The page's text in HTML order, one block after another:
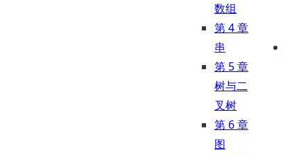
数组
第 4 章
串
第 5 章
树与二
叉树
第 6 章
图